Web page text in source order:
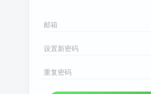
邮箱
设置新密码
重复密码